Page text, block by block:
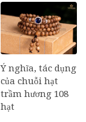
Ý nghĩa, tác dụng
của chuỗi hạt
trầm hương 108
hạt